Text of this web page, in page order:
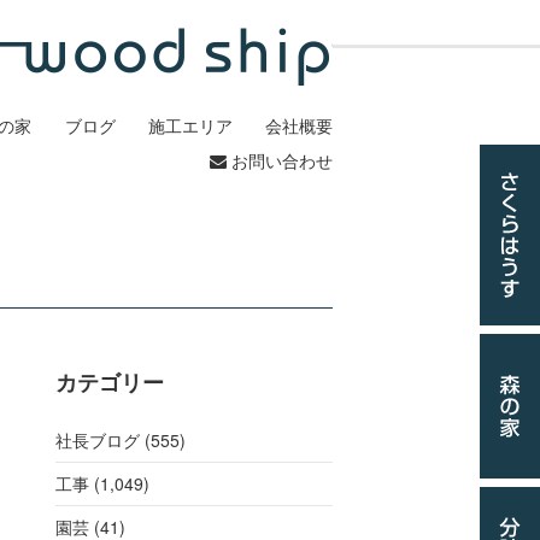
家 ブログ 施工エリア
会社概要
お問い合わせ
カテゴリー
社長ブログ (555)
工事 (1,049)
園芸 (41)